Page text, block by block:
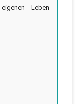
Leben